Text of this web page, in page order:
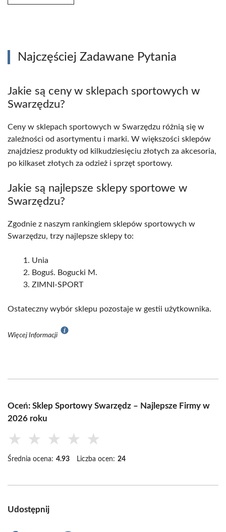
Najczęściej Zadawane Pytania
Jakie są ceny w sklepach sportowych w
Swarzędzu?
Ceny w sklepach sportowych w Swarzędzu różnią się w
zależności od asortymentu i marki. W większości sklepów
znajdziesz produkty od kilkudziesięciu złotych za akcesoria,
po kilkaset złotych za odzież i sprzęt sportowy.
Jakie są najlepsze sklepy sportowe w
Swarzędzu?
Zgodnie z naszym rankingiem sklepów sportowych w
Swarzędzu, trzy najlepsze sklepy to:
Unia
Boguś. Bogucki M.
ZIMNI-SPORT
Ostateczny wybór sklepu pozostaje w gestii użytkownika.
Więcej Informacji
Oceń: Sklep Sportowy Swarzędz – Najlepsze Firmy w
2026 roku
★ ★ ★ ★ ★
Średnia ocena: 4.93 Liczba ocen: 24
Udostępnij